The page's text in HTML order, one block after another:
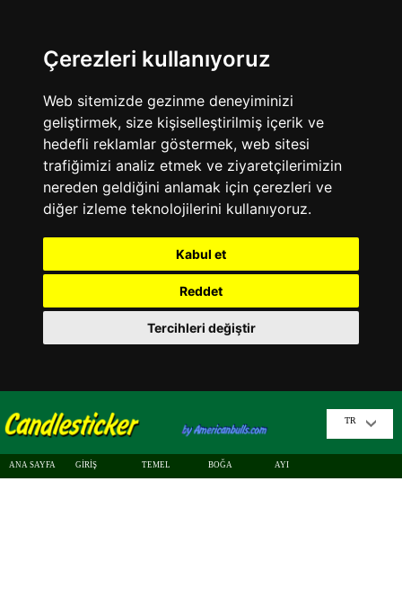
Çerezleri kullanıyoruz
Web sitemizde gezinme deneyiminizi
geliştirmek, size kişiselleştirilmiş içerik ve
hedefli reklamlar göstermek, web sitesi
trafiğimizi analiz etmek ve ziyaretçilerimizin
nereden geldiğini anlamak için çerezleri ve
diğer izleme teknolojilerini kullanıyoruz.
Kabul et
Reddet
Tercihleri değiştir
TR
ANA SAYFA GİRİŞ TEMEL BOĞA AYI